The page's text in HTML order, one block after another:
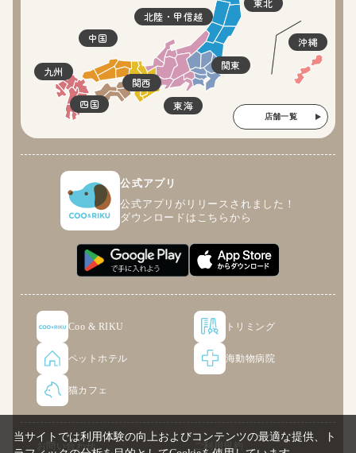
関東
北陸・甲信越
東海
関西
四国
中国
九州
沖縄
店舗一覧
公式アプリ
公式アプリがリリースされました！
ダウンロードはこちらから
Coo & RIKU トリミング
ペットホテル 海動物病院
猫カフェ
お問い合わせ ご利用規約
当サイトでは利用体験の向上およびコンテンツの最適な提供、ト